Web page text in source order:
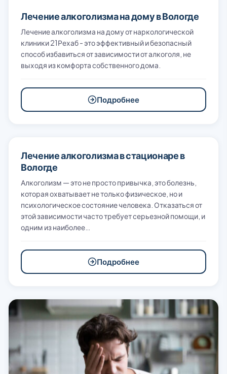
Лечение алкоголизма на дому в Вологде
Лечение алкоголизма на дому от наркологической
клиники 21Рехаб - это эффективный и безопасный
способ избавиться от зависимости от алкоголя, не
выходя из комфорта собственного дома.
Подробнее
Лечение алкоголизма в стационаре в
Вологде
Алкоголизм — это не просто привычка, это болезнь,
которая охватывает не только физическое, но и
психологическое состояние человека. Отказаться от
этой зависимости часто требует серьезной помощи, и
одним из наиболее…
Подробнее